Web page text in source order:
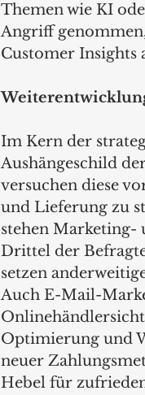
Themen wie KI
Angriff
Customer Insights
Im Kern der
Aushängeschild
versuchen diese
und Lieferung zu
stehen Marketing-
Drittel der
setzen
Auch E-Mail-
Optimierung und
neuer
Hebel für